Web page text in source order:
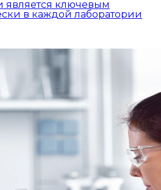
является ключевым
в каждой лаборатории